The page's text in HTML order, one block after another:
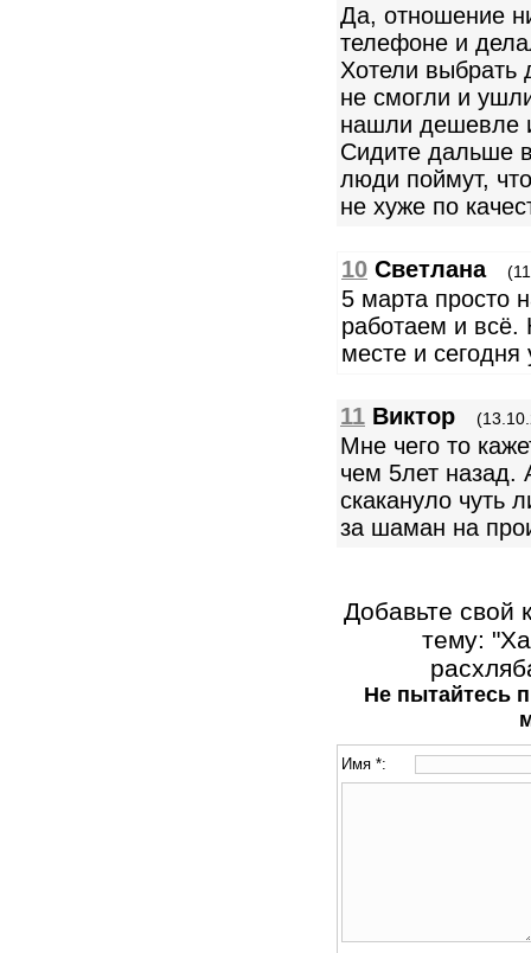
Да, отношение
телефоне и
Хотели выбрать
не смогли и
нашли дешевле
Сидите дальше
люди поймут,
не хуже по
10 Светлана
5 марта просто
работаем и
месте и сегодня
11 Виктор
Мне чего то
чем 5лет назад.
скакануло чуть
за шаман на
Добавьте свой
тему:
Не пытайтесь
Имя *: